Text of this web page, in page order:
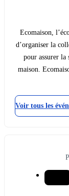
Ecomaison,
d’organiser la
pour assurer la
maison.
Voir tous les